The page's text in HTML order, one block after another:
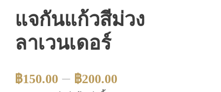
แจกันแก้วสีม่วง
ลาเวนเดอร์
฿150.00 – ฿200.00